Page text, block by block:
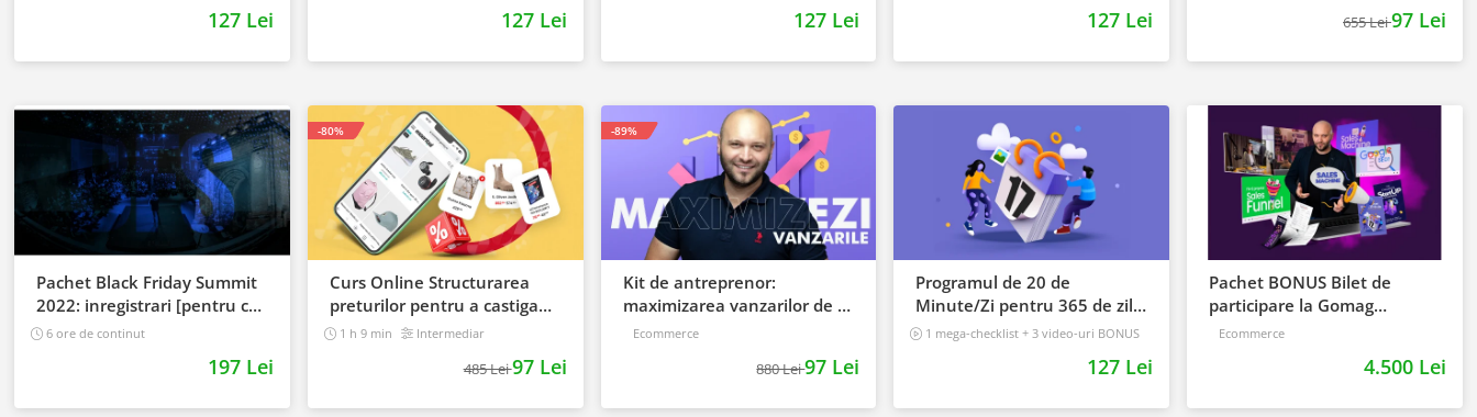
127 Lei 127 Lei 127 Lei 127 Lei 655 Lei97 Lei
Pachet Black Friday Summit
2022: inregistrari [pentru cei
care au achizitionat bilet]
6 ore de continut
197 Lei
Curs Online Structurarea
preturilor pentru a castiga
mai multi clienti
1 h 9 min Intermediar
485 Lei97 Lei
-80%
Kit de antreprenor:
maximizarea vanzarilor de la
start, la succes
Ecommerce
880 Lei97 Lei
-89%
Programul de 20 de
Minute/Zi pentru 365 de zile
de vanzari
1 mega-checklist + 3 video-uri BONUS
127 Lei
Pachet BONUS Bilet de
participare la Gomag
SUMMIT 2023
Ecommerce
4.500 Lei